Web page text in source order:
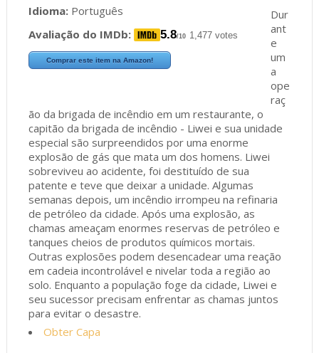
Idioma:Português
Avaliação do IMDb:
5.8/10 1,477 votes
Comprar este item na Amazon!
Dur
ant
e
um
a
ope
raç
ão da brigada de incêndio em um restaurante, o
capitão da brigada de incêndio - Liwei e sua unidade
especial são surpreendidos por uma enorme
explosão de gás que mata um dos homens. Liwei
sobreviveu ao acidente, foi destituído de sua
patente e teve que deixar a unidade. Algumas
semanas depois, um incêndio irrompeu na refinaria
de petróleo da cidade. Após uma explosão, as
chamas ameaçam enormes reservas de petróleo e
tanques cheios de produtos químicos mortais.
Outras explosões podem desencadear uma reação
em cadeia incontrolável e nivelar toda a região ao
solo. Enquanto a população foge da cidade, Liwei e
seu sucessor precisam enfrentar as chamas juntos
para evitar o desastre.
Obter Capa